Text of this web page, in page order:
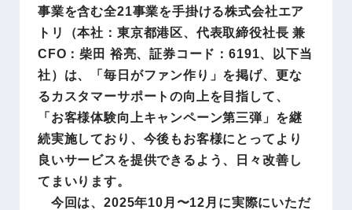
事業を含む全21事業を手掛ける株式会社エア
トリ（本社：東京都港区、代表取締役社長 兼
CFO：柴田 裕亮、証券コード：6191、以下当
社）は、「毎日がファン作り」を掲げ、更な
るカスタマーサポートの向上を目指して、
「お客様体験向上キャンペーン第三弾」を継
続実施しており、今後もお客様にとってより
良いサービスを提供できるよう、日々改善し
てまいります。
今回は、2025年10月〜12月に実際にいただ